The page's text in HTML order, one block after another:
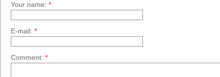
Your name: *
E-mail: *
Comment: *